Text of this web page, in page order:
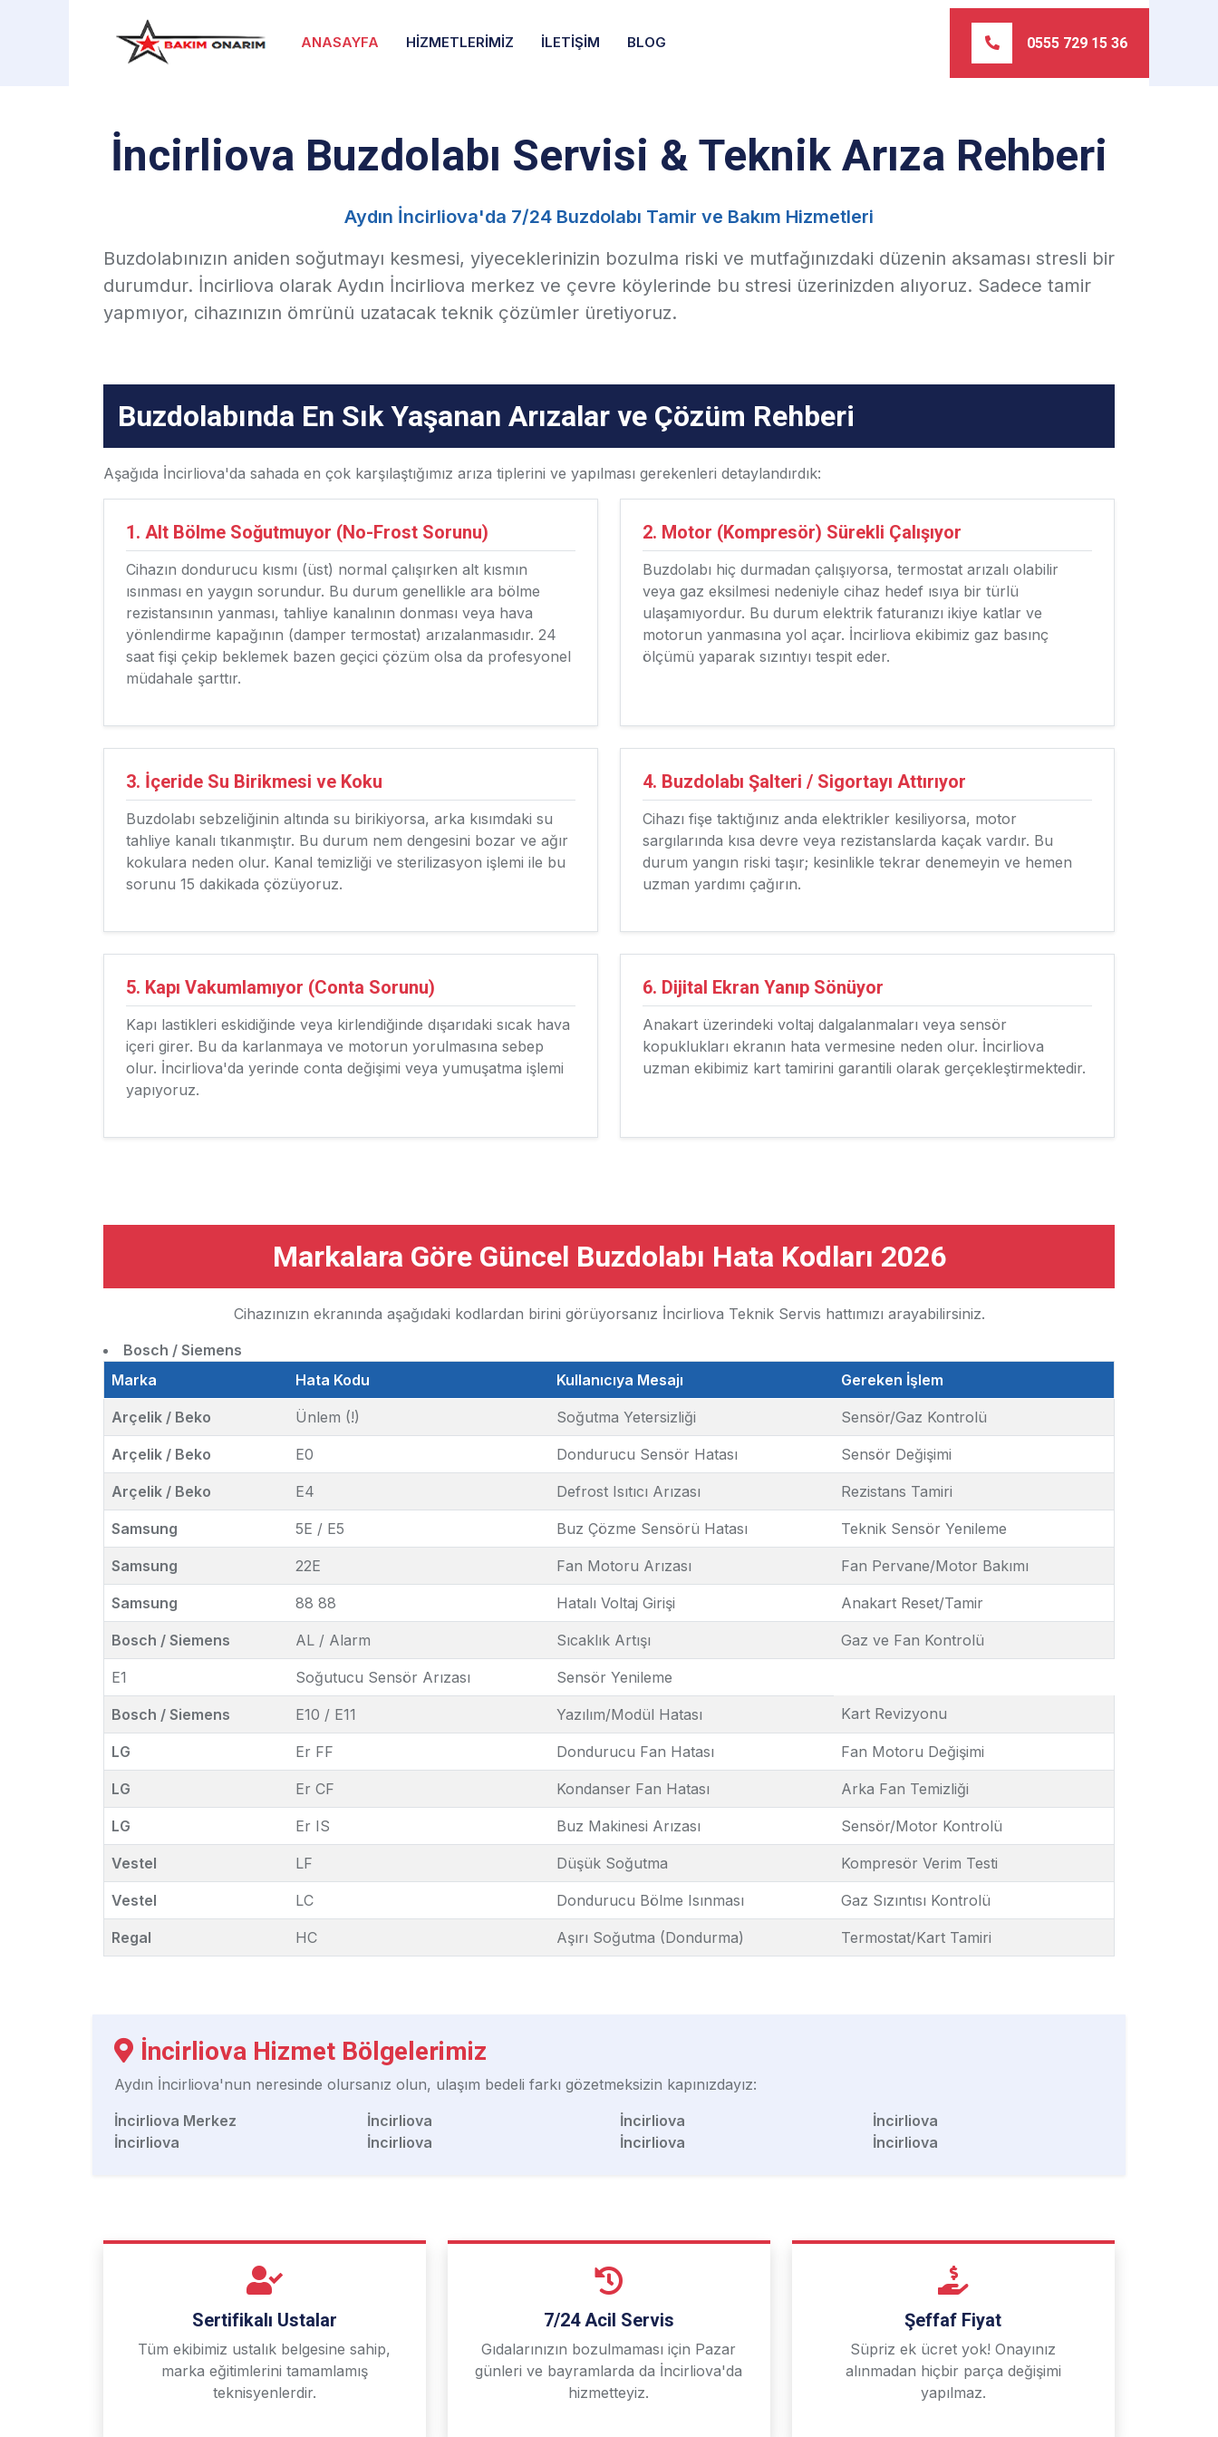
ANASAYFA HIZMETLERIMIZ İLETIŞIM BLOG 0555 729 15 36
İncirliova Buzdolabı Servisi & Teknik Arıza Rehberi
Aydın İncirliova'da 7/24 Buzdolabı Tamir ve Bakım Hizmetleri
Buzdolabınızın aniden soğutmayı kesmesi, yiyeceklerinizin bozulma riski ve mutfağınızdaki düzenin aksaması stresli bir
durumdur. İncirliova olarak Aydın İncirliova merkez ve çevre köylerinde bu stresi üzerinizden alıyoruz. Sadece tamir
yapmıyor, cihazınızın ömrünü uzatacak teknik çözümler üretiyoruz.
Buzdolabında En Sık Yaşanan Arızalar ve Çözüm Rehberi
Aşağıda İncirliova'da sahada en çok karşılaştığımız arıza tiplerini ve yapılması gerekenleri detaylandırdık:
1. Alt Bölme Soğutmuyor (No-Frost Sorunu)
Cihazın dondurucu kısmı (üst) normal çalışırken alt kısmın
ısınması en yaygın sorundur. Bu durum genellikle ara bölme
rezistansının yanması, tahliye kanalının donması veya hava
yönlendirme kapağının (damper termostat) arızalanmasıdır. 24
saat fişi çekip beklemek bazen geçici çözüm olsa da profesyonel
müdahale şarttır.
2. Motor (Kompresör) Sürekli Çalışıyor
Buzdolabı hiç durmadan çalışıyorsa, termostat arızalı olabilir
veya gaz eksilmesi nedeniyle cihaz hedef ısıya bir türlü
ulaşamıyordur. Bu durum elektrik faturanızı ikiye katlar ve
motorun yanmasına yol açar. İncirliova ekibimiz gaz basınç
ölçümü yaparak sızıntıyı tespit eder.
3. İçeride Su Birikmesi ve Koku
Buzdolabı sebzeliğinin altında su birikiyorsa, arka kısımdaki su
tahliye kanalı tıkanmıştır. Bu durum nem dengesini bozar ve ağır
kokulara neden olur. Kanal temizliği ve sterilizasyon işlemi ile bu
sorunu 15 dakikada çözüyoruz.
4. Buzdolabı Şalteri / Sigortayı Attırıyor
Cihazı fişe taktığınız anda elektrikler kesiliyorsa, motor
sargılarında kısa devre veya rezistanslarda kaçak vardır. Bu
durum yangın riski taşır; kesinlikle tekrar denemeyin ve hemen
uzman yardımı çağırın.
5. Kapı Vakumlamıyor (Conta Sorunu)
Kapı lastikleri eskidiğinde veya kirlendiğinde dışarıdaki sıcak hava
içeri girer. Bu da karlanmaya ve motorun yorulmasına sebep
olur. İncirliova'da yerinde conta değişimi veya yumuşatma işlemi
yapıyoruz.
6. Dijital Ekran Yanıp Sönüyor
Anakart üzerindeki voltaj dalgalanmaları veya sensör
kopuklukları ekranın hata vermesine neden olur. İncirliova
uzman ekibimiz kart tamirini garantili olarak gerçekleştirmektedir.
Markalara Göre Güncel Buzdolabı Hata Kodları 2026
Cihazınızın ekranında aşağıdaki kodlardan birini görüyorsanız İncirliova Teknik Servis hattımızı arayabilirsiniz.
Bosch / Siemens
Marka
Hata Kodu Kullanıcıya Mesajı Gereken İşlem
Arçelik / Beko Ünlem (!) Soğutma Yetersizliği Sensör/Gaz Kontrolü
Arçelik / Beko E0 Dondurucu Sensör Hatası Sensör Değişimi
Arçelik / Beko E4 Defrost Isıtıcı Arızası Rezistans Tamiri
Samsung 5E / E5 Buz Çözme Sensörü Hatası Teknik Sensör Yenileme
Samsung 22E Fan Motoru Arızası Fan Pervane/Motor Bakımı
Samsung 88 88 Hatalı Voltaj Girişi Anakart Reset/Tamir
Bosch / Siemens AL / Alarm Sıcaklık Artışı Gaz ve Fan Kontrolü
E1 Soğutucu Sensör Arızası Sensör Yenileme
Bosch / Siemens E10 / E11 Yazılım/Modül Hatası Kart Revizyonu
LG Er FF Dondurucu Fan Hatası Fan Motoru Değişimi
LG Er CF Kondanser Fan Hatası Arka Fan Temizliği
LG Er IS Buz Makinesi Arızası Sensör/Motor Kontrolü
Vestel LF Düşük Soğutma Kompresör Verim Testi
Vestel LC Dondurucu Bölme Isınması Gaz Sızıntısı Kontrolü
Regal HC Aşırı Soğutma (Dondurma) Termostat/Kart Tamiri
İncirliova Hizmet Bölgelerimiz
Aydın İncirliova'nun neresinde olursanız olun, ulaşım bedeli farkı gözetmeksizin kapınızdayız:
İncirliova Merkez
İncirliova İncirliova
İncirliova
İncirliova
İncirliova İncirliova İncirliova
Sertifikalı Ustalar
Tüm ekibimiz ustalık belgesine sahip,
marka eğitimlerini tamamlamış
teknisyenlerdir.
7/24 Acil Servis
Gıdalarınızın bozulmaması için Pazar
günleri ve bayramlarda da İncirliova'da
hizmetteyiz.
Şeffaf Fiyat
Süpriz ek ücret yok! Onayınız
alınmadan hiçbir parça değişimi
yapılmaz.